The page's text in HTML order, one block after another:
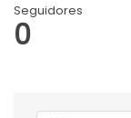
Seguidores
0